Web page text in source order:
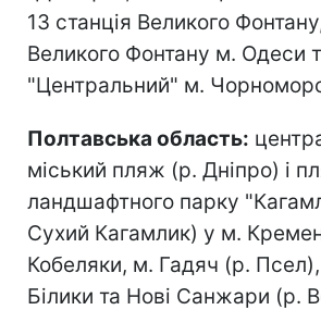
13 станція Великого
Великого Фонтану м. Одеси
"Центральний" м.
Полтавська область:
міський пляж (р. Дніпро) і
ландшафтного парку
Сухий Кагамлик) у м.
Кобеляки, м. Гадяч (р.
Білики та Нові Санжари (р.